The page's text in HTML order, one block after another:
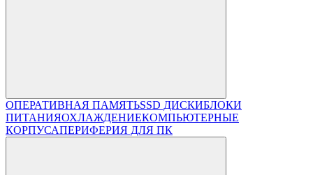
ОПЕРАТИВНАЯ ПАМЯТЬSSD ДИСКИБЛОКИ
ПИТАНИЯОХЛАЖДЕНИЕКОМПЬЮТЕРНЫЕ
КОРПУСАПЕРИФЕРИЯ ДЛЯ ПК